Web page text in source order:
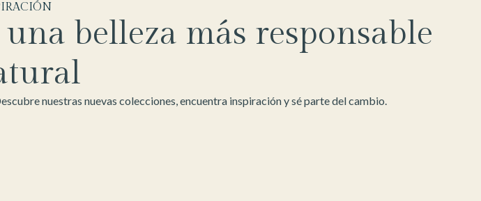
belleza más responsable
nuestras nuevas colecciones, encuentra inspiración y sé parte del cambio.